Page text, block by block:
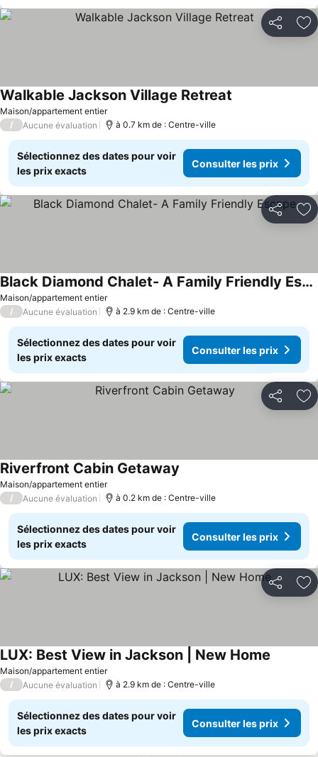
Partager
Maison/appartement entier
Walkable Jackson Village Retreat
/ Aucune évaluation à 0.7 km de : Centre-ville
Sélectionnez des dates pour voir
les prix exacts
Consulter les prix
Partager
Maison/appartement entier
Black Diamond Chalet- A Family Friendly Escape
/ Aucune évaluation à 2.9 km de : Centre-ville
Sélectionnez des dates pour voir
les prix exacts
Consulter les prix
Partager
Maison/appartement entier
Riverfront Cabin Getaway
/ Aucune évaluation à 0.2 km de : Centre-ville
Sélectionnez des dates pour voir
les prix exacts
Consulter les prix
Partager
Maison/appartement entier
LUX: Best View in Jackson | New Home
/ Aucune évaluation à 2.9 km de : Centre-ville
Sélectionnez des dates pour voir
les prix exacts
Consulter les prix